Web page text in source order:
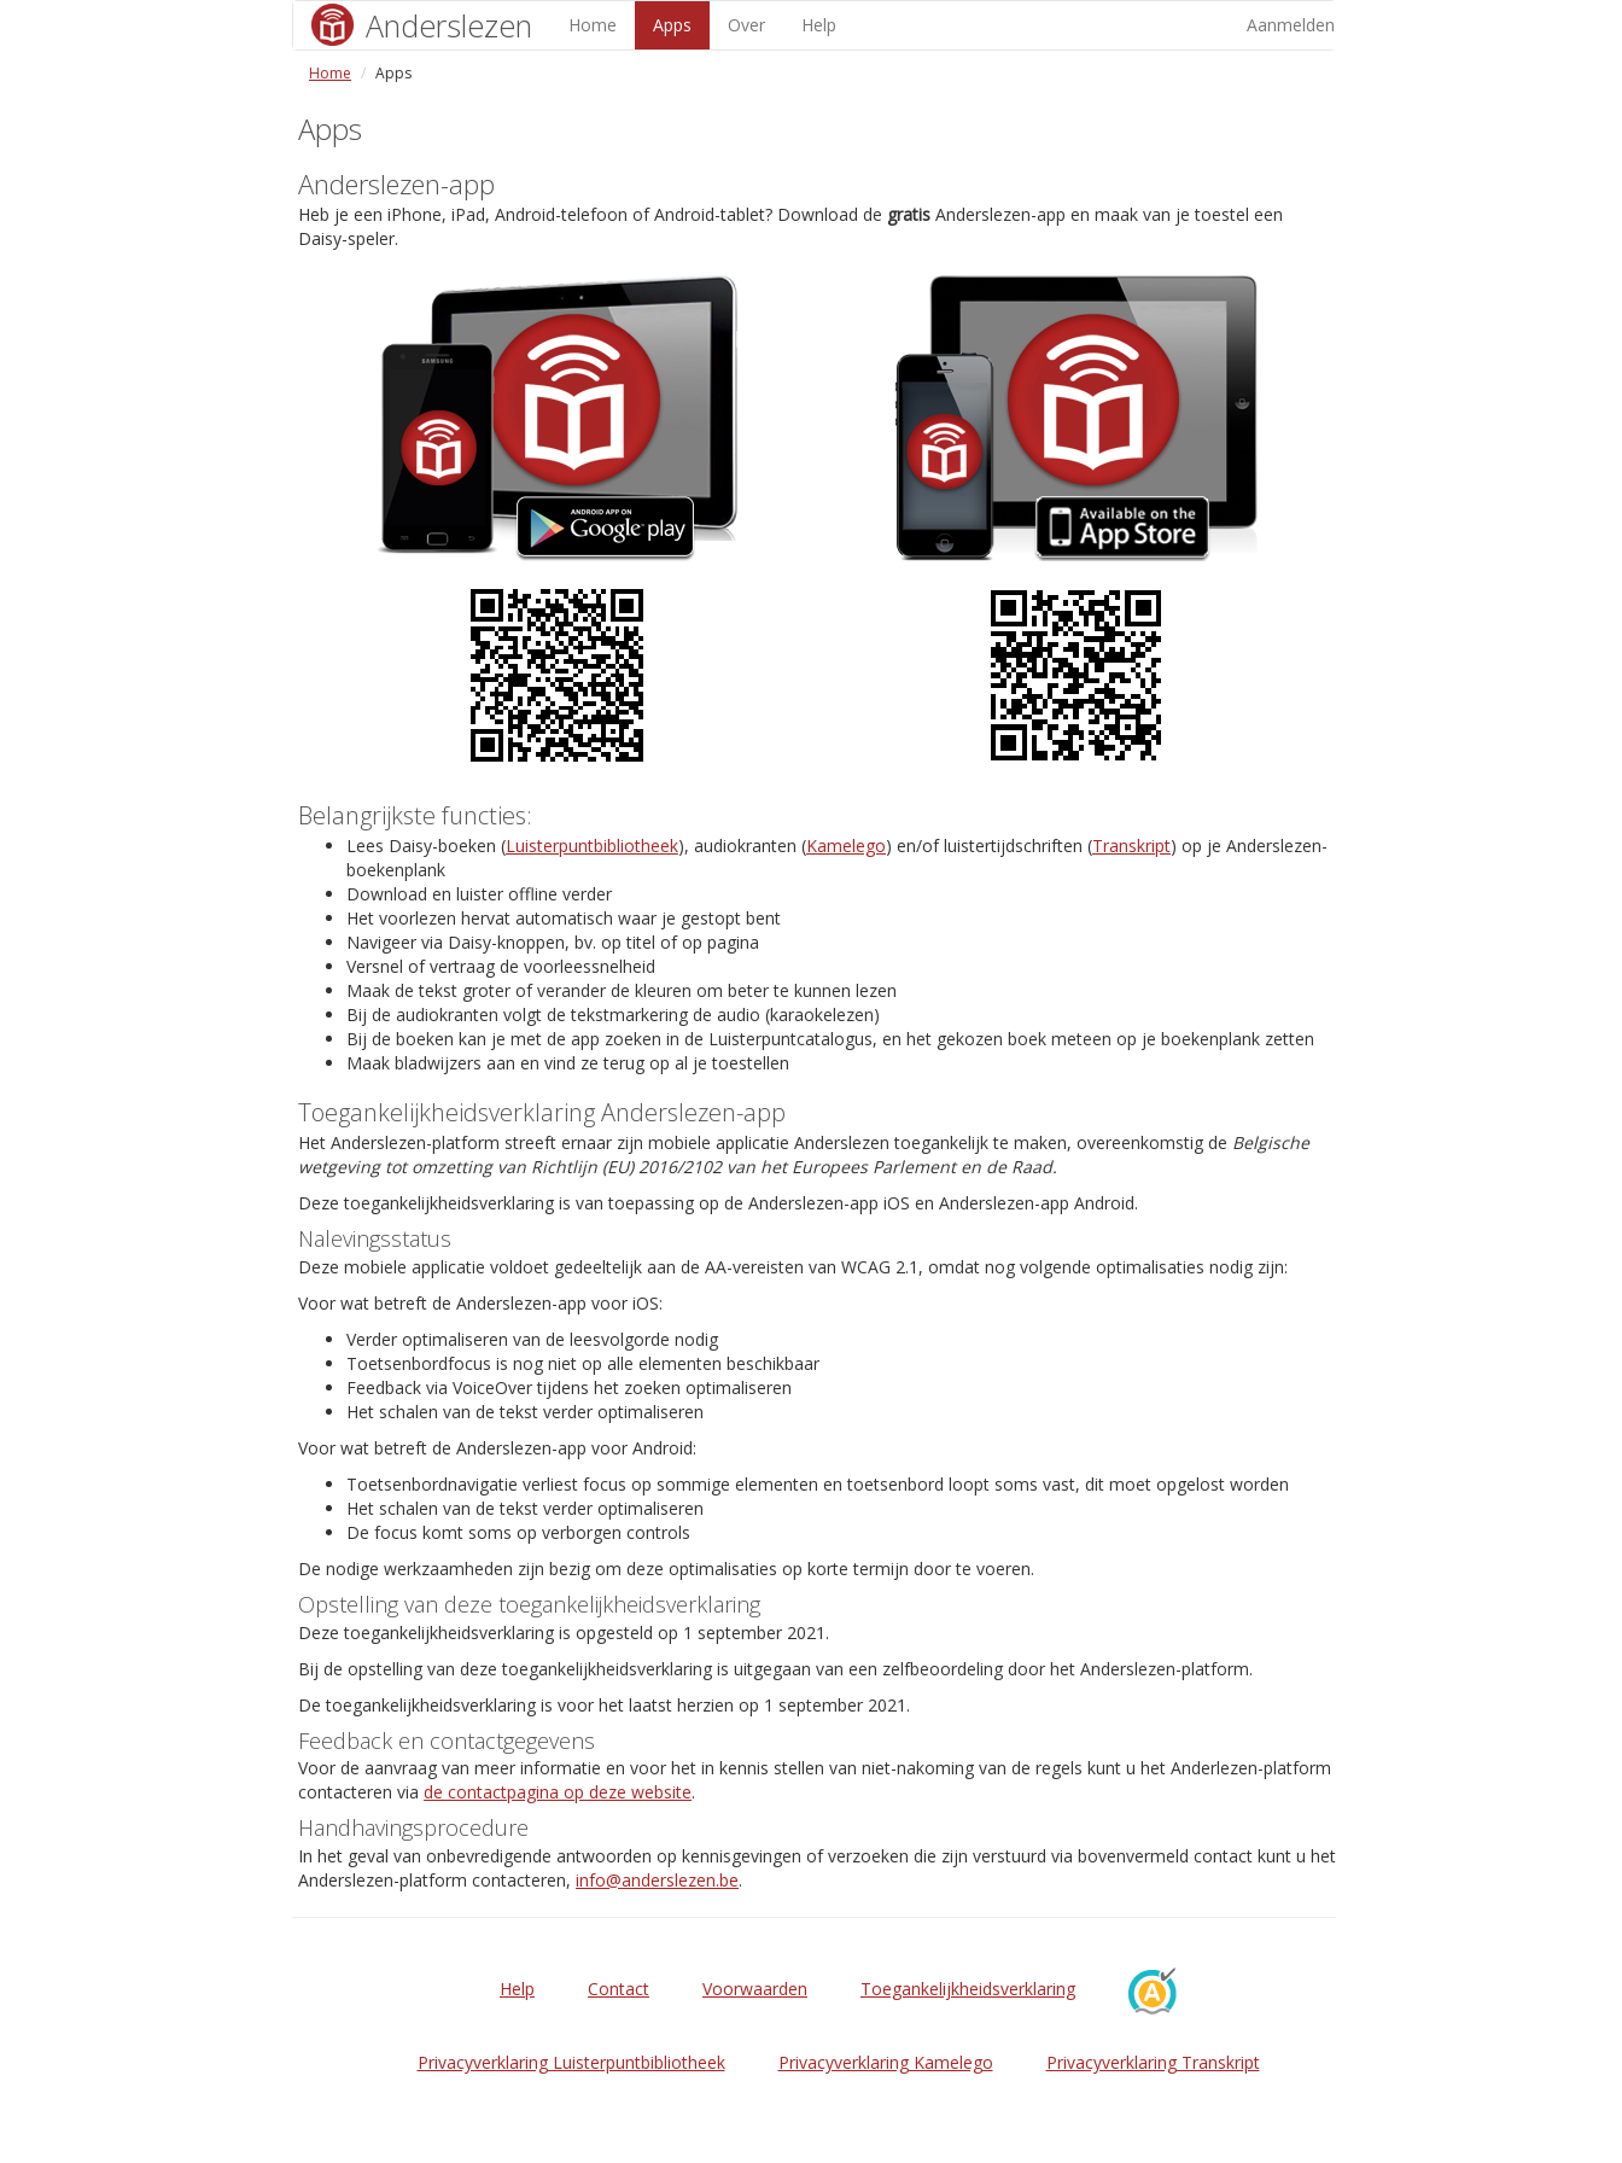
Anderslezen Home Apps Over Help Aanmelden
Home Apps
Apps
Anderslezen-app
Heb je een iPhone, iPad, Android-telefoon of Android-tablet? Download de gratis Anderslezen-app en maak van je toestel een
Daisy-speler.
Belangrijkste functies:
Lees Daisy-boeken (Luisterpuntbibliotheek), audiokranten (Kamelego) en/of luistertijdschriften (Transkript) op je Anderslezen-
boekenplank
Download en luister offline verder
Het voorlezen hervat automatisch waar je gestopt bent
Navigeer via Daisy-knoppen, bv. op titel of op pagina
Versnel of vertraag de voorleessnelheid
Maak de tekst groter of verander de kleuren om beter te kunnen lezen
Bij de audiokranten volgt de tekstmarkering de audio (karaokelezen)
Bij de boeken kan je met de app zoeken in de Luisterpuntcatalogus, en het gekozen boek meteen op je boekenplank zetten
Maak bladwijzers aan en vind ze terug op al je toestellen
Toegankelijkheidsverklaring Anderslezen-app
Het Anderslezen-platform streeft ernaar zijn mobiele applicatie Anderslezen toegankelijk te maken, overeenkomstig de Belgische
wetgeving tot omzetting van Richtlijn (EU) 2016/2102 van het Europees Parlement en de Raad.
Deze toegankelijkheidsverklaring is van toepassing op de Anderslezen-app iOS en Anderslezen-app Android.
Nalevingsstatus
Deze mobiele applicatie voldoet gedeeltelijk aan de AA-vereisten van WCAG 2.1, omdat nog volgende optimalisaties nodig zijn:
Voor wat betreft de Anderslezen-app voor iOS:
Verder optimaliseren van de leesvolgorde nodig
Toetsenbordfocus is nog niet op alle elementen beschikbaar
Feedback via VoiceOver tijdens het zoeken optimaliseren
Het schalen van de tekst verder optimaliseren
Voor wat betreft de Anderslezen-app voor Android:
Toetsenbordnavigatie verliest focus op sommige elementen en toetsenbord loopt soms vast, dit moet opgelost worden
Het schalen van de tekst verder optimaliseren
De focus komt soms op verborgen controls
De nodige werkzaamheden zijn bezig om deze optimalisaties op korte termijn door te voeren.
Opstelling van deze toegankelijkheidsverklaring
Deze toegankelijkheidsverklaring is opgesteld op 1 september 2021.
Bij de opstelling van deze toegankelijkheidsverklaring is uitgegaan van een zelfbeoordeling door het Anderslezen-platform.
De toegankelijkheidsverklaring is voor het laatst herzien op 1 september 2021.
Feedback en contactgegevens
Voor de aanvraag van meer informatie en voor het in kennis stellen van niet-nakoming van de regels kunt u het Anderlezen-platform
contacteren via de contactpagina op deze website.
Handhavingsprocedure
In het geval van onbevredigende antwoorden op kennisgevingen of verzoeken die zijn verstuurd via bovenvermeld contact kunt u het
Anderslezen-platform contacteren, info@anderslezen.be.
Help Contact Voorwaarden Toegankelijkheidsverklaring
Privacyverklaring Luisterpuntbibliotheek Privacyverklaring Kamelego Privacyverklaring Transkript